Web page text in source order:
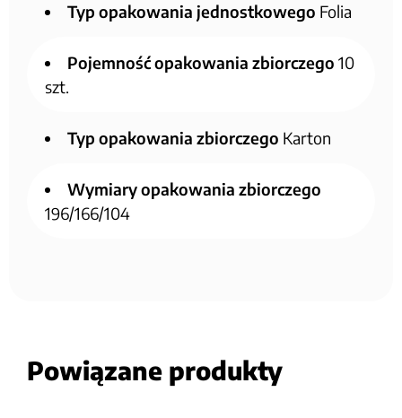
Typ opakowania jednostkowego Folia
Pojemność opakowania zbiorczego 10
szt.
Typ opakowania zbiorczego Karton
Wymiary opakowania zbiorczego
196/166/104
Powiązane produkty